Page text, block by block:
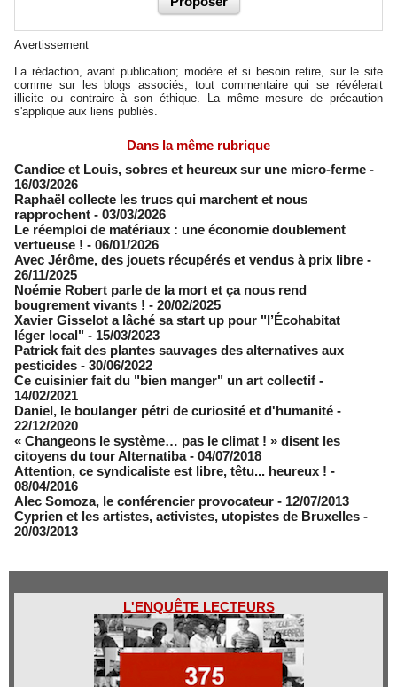
Avertissement
La rédaction, avant publication; modère et si besoin retire, sur le site
comme sur les blogs associés, tout commentaire qui se révélerait
illicite ou contraire à son éthique. La même mesure de précaution
s'applique aux liens publiés.
Dans la même rubrique
Candice et Louis, sobres et heureux sur une micro-ferme -
16/03/2026
Raphaël collecte les trucs qui marchent et nous
rapprochent - 03/03/2026
Le réemploi de matériaux : une économie doublement
vertueuse ! - 06/01/2026
Avec Jérôme, des jouets récupérés et vendus à prix libre -
26/11/2025
Noémie Robert parle de la mort et ça nous rend
bougrement vivants ! - 20/02/2025
Xavier Gisselot a lâché sa start up pour "l’Écohabitat
léger local" - 15/03/2023
Patrick fait des plantes sauvages des alternatives aux
pesticides - 30/06/2022
Ce cuisinier fait du "bien manger" un art collectif -
14/02/2021
​Daniel, le boulanger pétri de curiosité et d'humanité -
22/12/2020
« Changeons le système… pas le climat ! » disent les
citoyens du tour Alternatiba - 04/07/2018
Attention, ce syndicaliste est libre, têtu... heureux ! -
08/04/2016
Alec Somoza, le conférencier provocateur - 12/07/2013
Cyprien et les artistes, activistes, utopistes de Bruxelles -
20/03/2013
L'ENQUÊTE LECTEURS